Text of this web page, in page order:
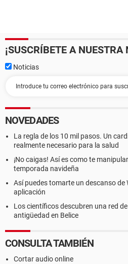
¡SUSCRÍBETE A NUESTRA
Noticias
NOVEDADES
La regla de los 10 mil pasos. Un
realmente necesario para la salud
¡No caigas! Así es como te
temporada navideña
Así puedes tomarte un descanso de
aplicación
Los científicos descubren una red
antigüedad en Belice
CONSULTA TAMBIÉN
Cortar audio online